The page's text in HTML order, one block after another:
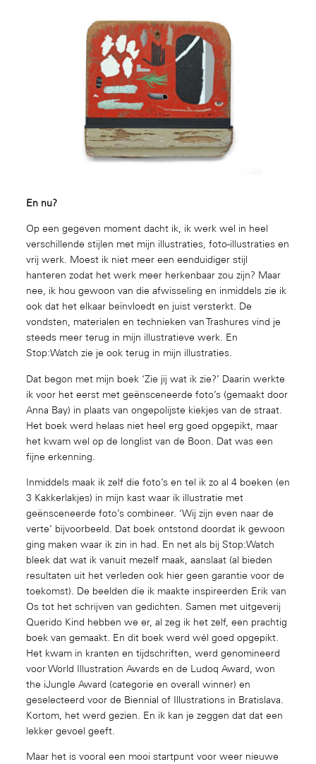
En nu?
Op een gegeven moment dacht ik, ik werk wel in heel
verschillende stijlen met mijn illustraties, foto-illustraties en
vrij werk. Moest ik niet meer een eenduidiger stijl
hanteren zodat het werk meer herkenbaar zou zijn? Maar
nee, ik hou gewoon van die afwisseling en inmiddels zie ik
ook dat het elkaar beïnvloedt en juist versterkt. De
vondsten, materialen en technieken van Trashures vind je
steeds meer terug in mijn illustratieve werk. En
Stop:Watch zie je ook terug in mijn illustraties.
Dat begon met mijn boek ‘Zie jij wat ik zie?’ Daarin werkte
ik voor het eerst met geënsceneerde foto’s (gemaakt door
Anna Bay) in plaats van ongepolijste kiekjes van de straat.
Het boek werd helaas niet heel erg goed opgepikt, maar
het kwam wel op de longlist van de Boon. Dat was een
fijne erkenning.
Inmiddels maak ik zelf die foto’s en tel ik zo al 4 boeken (en
3 Kakkerlakjes) in mijn kast waar ik illustratie met
geënsceneerde foto’s combineer. ‘Wij zijn even naar de
verte’ bijvoorbeeld. Dat boek ontstond doordat ik gewoon
ging maken waar ik zin in had. En net als bij Stop:Watch
bleek dat wat ik vanuit mezelf maak, aanslaat (al bieden
resultaten uit het verleden ook hier geen garantie voor de
toekomst). De beelden die ik maakte inspireerden Erik van
Os tot het schrijven van gedichten. Samen met uitgeverij
Querido Kind hebben we er, al zeg ik het zelf, een prachtig
boek van gemaakt. En dit boek werd wél goed opgepikt.
Het kwam in kranten en tijdschriften, werd genomineerd
voor World Illustration Awards en de Ludoq Award, won
the iJungle Award (categorie en overall winner) en
geselecteerd voor de Biennial of Illustrations in Bratislava.
Kortom, het werd gezien. En ik kan je zeggen dat dat een
lekker gevoel geeft.
Maar het is vooral een mooi startpunt voor weer nieuwe